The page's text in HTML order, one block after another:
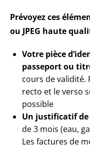
Prévoyez ces
ou JPEG haute
Votre pièce
passeport ou
cours de validité.
recto et le verso
possible
Un justificatif de
de 3 mois (eau,
Les factures de